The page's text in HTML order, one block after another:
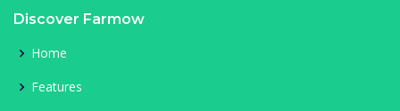
Discover Farmow
Home
Features